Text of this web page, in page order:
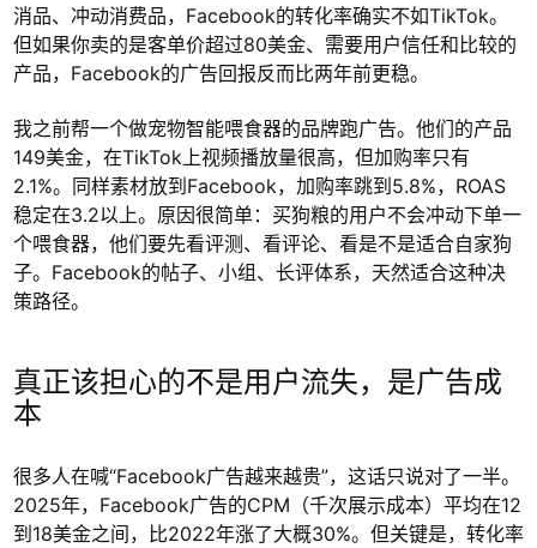
消品、冲动消费品，Facebook的转化率确实不如TikTok。
但如果你卖的是客单价超过80美金、需要用户信任和比较的
产品，Facebook的广告回报反而比两年前更稳。
我之前帮一个做宠物智能喂食器的品牌跑广告。他们的产品
149美金，在TikTok上视频播放量很高，但加购率只有
2.1%。同样素材放到Facebook，加购率跳到5.8%，ROAS
稳定在3.2以上。原因很简单：买狗粮的用户不会冲动下单一
个喂食器，他们要先看评测、看评论、看是不是适合自家狗
子。Facebook的帖子、小组、长评体系，天然适合这种决
策路径。
真正该担心的不是用户流失，是广告成
本
很多人在喊“Facebook广告越来越贵”，这话只说对了一半。
2025年，Facebook广告的CPM（千次展示成本）平均在12
到18美金之间，比2022年涨了大概30%。但关键是，转化率